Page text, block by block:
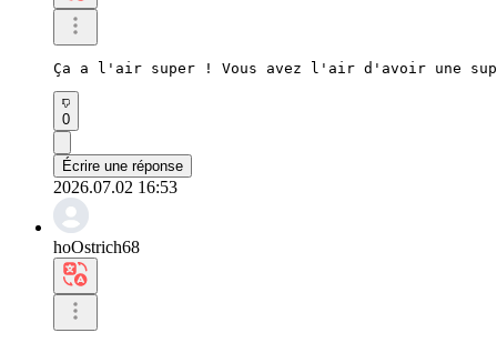
Ça a l'air super ! Vous avez l'air d'avoir une
0
Écrire une réponse
2026.07.02 16:53
hoOstrich68